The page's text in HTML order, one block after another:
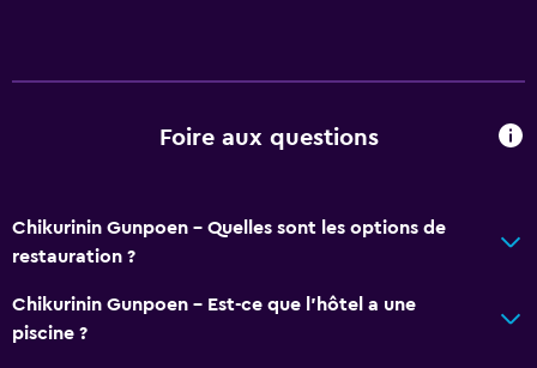
Foire aux questions
Chikurinin Gunpoen - Quelles sont les options de
restauration ?
Chikurinin Gunpoen - Est-ce que l’hôtel a une
piscine ?